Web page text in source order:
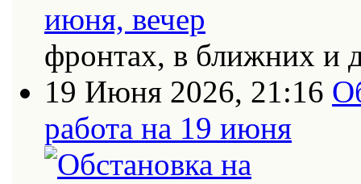
фронтах, в ближних и
19 Июня 2026, 21:16
работа на 19 июня